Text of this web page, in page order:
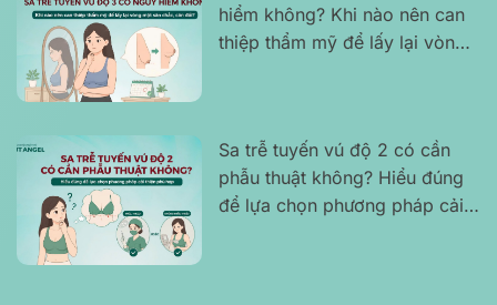
hiểm không? Khi nào nên can
thiệp thẩm mỹ để lấy lại vòng
Sa trễ tuyến vú độ 2 có cần
phẫu thuật không? Hiểu đúng
để lựa chọn phương pháp cải